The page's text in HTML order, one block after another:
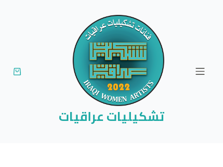
تشكيليات عراقيات